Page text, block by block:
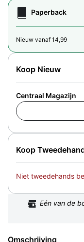
Paperback
Nieuw vanaf 14,99
Koop
Niet tweedehands
Koop Nieuw
Centraal Magazijn
Eén van de
Omschrijving